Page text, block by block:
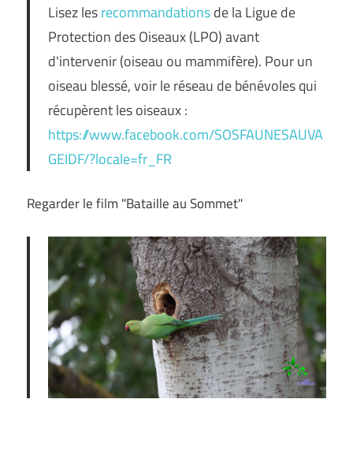
Lisez lesrecommandationsde la Ligue de
Protection des Oiseaux (LPO) avant
d'intervenir (oiseau ou mammifère). Pour un
oiseau blessé, voir le réseau de bénévoles qui
récupèrent les oiseaux :
https://www.facebook.com/SOSFAUNESAUVA
GEIDF/?locale=fr_FR
Regarder le film "Bataille au Sommet"